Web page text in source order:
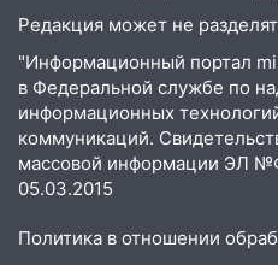
Редакция может не
"Информационный портал
в Федеральной службе по
информационных
коммуникаций.
массовой информации ЭЛ
05.03.2015
Политика в отношении